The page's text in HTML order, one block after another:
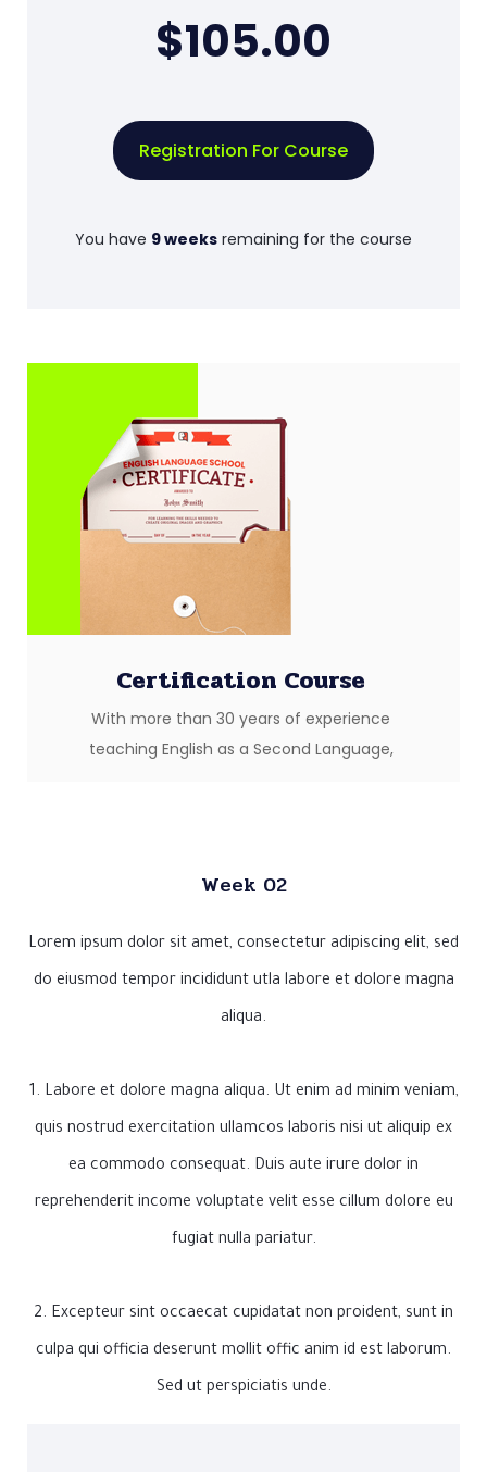
$105.00
Registration For Course
You have 9 weeks remaining for the course
Certification Course
With more than 30 years of experience
teaching English as a Second Language,
Week 02
Lorem ipsum dolor sit amet, consectetur adipiscing elit, sed
do eiusmod tempor incididunt utla labore et dolore magna
aliqua.
1. Labore et dolore magna aliqua. Ut enim ad minim veniam,
quis nostrud exercitation ullamcos laboris nisi ut aliquip ex
ea commodo consequat. Duis aute irure dolor in
reprehenderit income voluptate velit esse cillum dolore eu
fugiat nulla pariatur.
2. Excepteur sint occaecat cupidatat non proident, sunt in
culpa qui officia deserunt mollit offic anim id est laborum.
Sed ut perspiciatis unde.